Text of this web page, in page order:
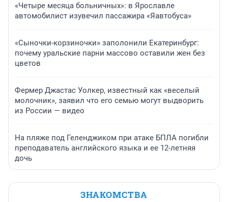
«Четыре месяца больничных»: в Ярославле
автомобилист изувечил пассажира «Яавтобуса»
«Сыночки-корзиночки» заполонили Екатеринбург:
почему уральские парни массово оставили жен без
цветов
Фермер Джастас Уолкер, известный как «веселый
молочник», заявил что его семью могут выдворить
из России — видео
На пляже под Геленджиком при атаке БПЛА погибли
преподаватель английского языка и ее 12-летняя
дочь
ЗНАКОМСТВА